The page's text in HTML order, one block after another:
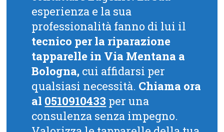
esperienza e la sua
professionalità fanno di lui il
tecnico per la riparazione
tapparelle in Via Mentana a
Bologna, cui affidarsi per
qualsiasi necessità. Chiama ora
al 0510910433 per una
consulenza senza impegno.